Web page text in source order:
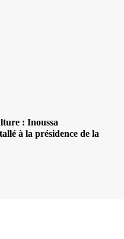
: Inoussa
à la présidence de la